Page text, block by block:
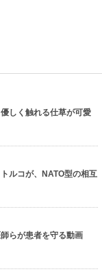
しく触れる仕草が可愛
ルコが、NATO型の相互
らが患者を守る動画